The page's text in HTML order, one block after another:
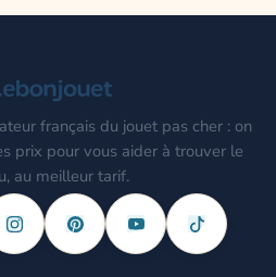
français du jouet pas cher : on
prix pour vous aider à trouver le
au meilleur tarif.